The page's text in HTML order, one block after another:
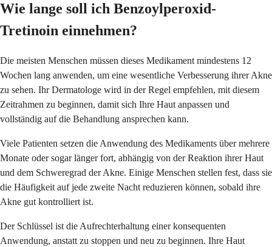
Wie lange soll ich Benzoylperoxid-
Tretinoin einnehmen?
Die meisten Menschen müssen dieses Medikament mindestens 12
Wochen lang anwenden, um eine wesentliche Verbesserung ihrer Akne
zu sehen. Ihr Dermatologe wird in der Regel empfehlen, mit diesem
Zeitrahmen zu beginnen, damit sich Ihre Haut anpassen und
vollständig auf die Behandlung ansprechen kann.
Viele Patienten setzen die Anwendung des Medikaments über mehrere
Monate oder sogar länger fort, abhängig von der Reaktion ihrer Haut
und dem Schweregrad der Akne. Einige Menschen stellen fest, dass sie
die Häufigkeit auf jede zweite Nacht reduzieren können, sobald ihre
Akne gut kontrolliert ist.
Der Schlüssel ist die Aufrechterhaltung einer konsequenten
Anwendung, anstatt zu stoppen und neu zu beginnen. Ihre Haut